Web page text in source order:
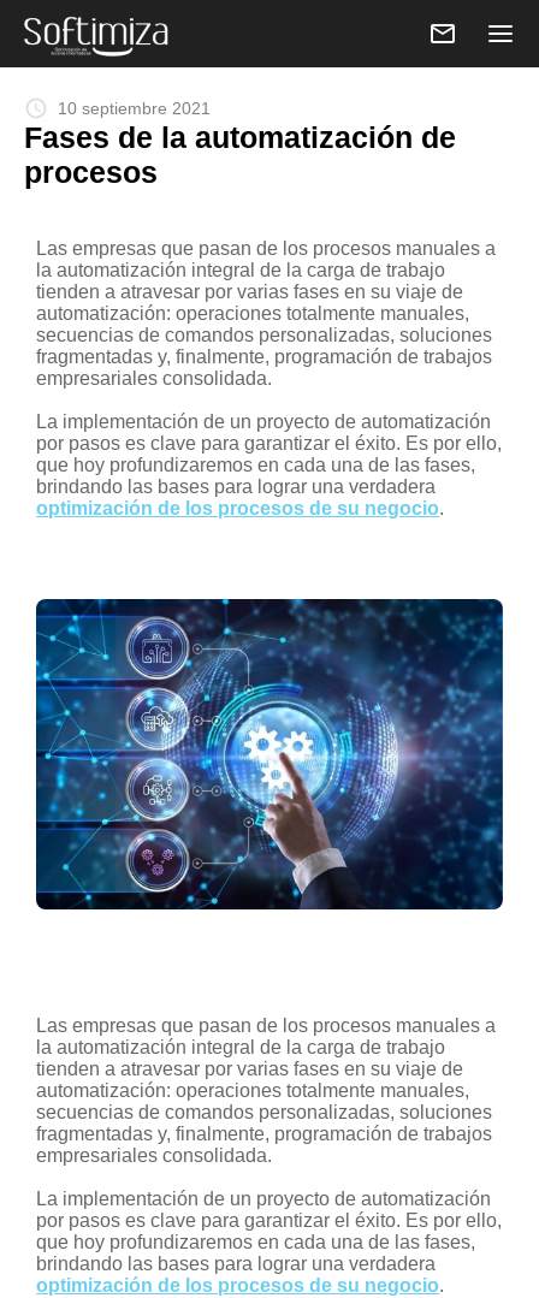
email
schedule 10 septiembre 2021
Fases de la automatización de
procesos
Las empresas que pasan de los procesos manuales a
la automatización integral de la carga de trabajo
tienden a atravesar por varias fases en su viaje de
automatización:operaciones totalmente manuales,
secuencias de comandos personalizadas, soluciones
fragmentadas y, finalmente, programación de trabajos
empresariales consolidada.
La implementación de un proyecto de automatización
por pasos es clave para garantizar el éxito. Es por ello,
que hoy profundizaremos en cada una de las fases,
brindando las bases para lograr una verdadera
optimización de los procesos de su negocio.
Las empresas que pasan de los procesos manuales a
la automatización integral de la carga de trabajo
tienden a atravesar por varias fases en su viaje de
automatización:operaciones totalmente manuales,
secuencias de comandos personalizadas, soluciones
fragmentadas y, finalmente, programación de trabajos
empresariales consolidada.
La implementación de un proyecto de automatización
por pasos es clave para garantizar el éxito. Es por ello,
que hoy profundizaremos en cada una de las fases,
brindando las bases para lograr una verdadera
optimización de los procesos de su negocio.